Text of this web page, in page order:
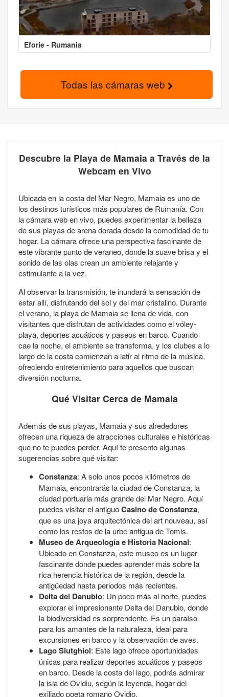
Eforie - Rumania
Todas las cámaras web
Descubre la Playa de Mamaia a Través de la
Webcam en Vivo
Ubicada en la costa del Mar Negro, Mamaia es uno de
los destinos turísticos más populares de Rumanía. Con
la cámara web en vivo, puedes experimentar la belleza
de sus playas de arena dorada desde la comodidad de tu
hogar. La cámara ofrece una perspectiva fascinante de
este vibrante punto de veraneo, donde la suave brisa y el
sonido de las olas crean un ambiente relajante y
estimulante a la vez.
Al observar la transmisión, te inundará la sensación de
estar allí, disfrutando del sol y del mar cristalino. Durante
el verano, la playa de Mamaia se llena de vida, con
visitantes que disfrutan de actividades como el vóley-
playa, deportes acuáticos y paseos en barco. Cuando
cae la noche, el ambiente se transforma, y los clubes a lo
largo de la costa comienzan a latir al ritmo de la música,
ofreciendo entretenimiento para aquellos que buscan
diversión nocturna.
Qué Visitar Cerca de Mamaia
Además de sus playas, Mamaia y sus alrededores
ofrecen una riqueza de atracciones culturales e históricas
que no te puedes perder. Aquí te presento algunas
sugerencias sobre qué visitar:
Constanza: A solo unos pocos kilómetros de
Mamaia, encontrarás la ciudad de Constanza, la
ciudad portuaria más grande del Mar Negro. Aquí
puedes visitar el antiguoCasino de Constanza,
que es una joya arquitectónica del art nouveau, así
como los restos de la urbe antigua de Tomis.
Museo de Arqueología e Historia Nacional:
Ubicado en Constanza, este museo es un lugar
fascinante donde puedes aprender más sobre la
rica herencia histórica de la región, desde la
antigüedad hasta periodos más recientes.
Delta del Danubio: Un poco más al norte, puedes
explorar el impresionante Delta del Danubio, donde
la biodiversidad es sorprendente. Es un paraíso
para los amantes de la naturaleza, ideal para
excursiones en barco y la observación de aves.
Lago Siutghiol: Este lago ofrece oportunidades
únicas para realizar deportes acuáticos y paseos
en barco. Desde la costa del lago, podrás admirar
la isla de Ovidiu, según la leyenda, hogar del
exiliado poeta romano Ovidio.